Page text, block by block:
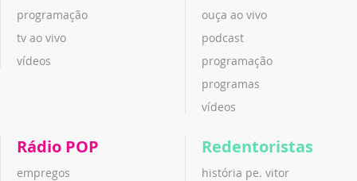
programação
tv ao vivo
vídeos
ouça ao vivo
podcast
programação
programas
vídeos
Rádio POP
empregos
Redentoristas
história pe. vitor